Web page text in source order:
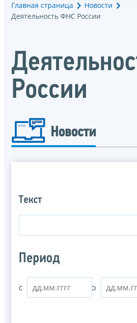
Главная страница
Новости
Деятельность ФНС России
России
Новости
Текст
Период
с по